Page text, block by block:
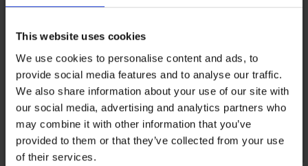
This website uses cookies
We use cookies to personalise content and ads, to
provide social media features and to analyse our traffic.
We also share information about your use of our site with
our social media, advertising and analytics partners who
may combine it with other information that you’ve
provided to them or that they’ve collected from your use
of their services.